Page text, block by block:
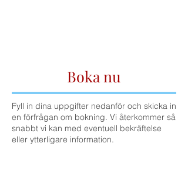
Boka nu
Fyll in dina uppgifter nedanför och skicka in
en förfrågan om bokning. Vi återkommer så
snabbt vi kan med eventuell bekräftelse
eller ytterligare information.